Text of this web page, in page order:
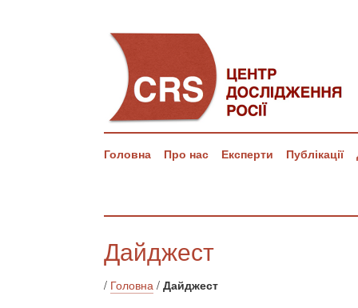
Головна Про нас Експерти Публікації
Дайджест
/ Головна / Дайджест